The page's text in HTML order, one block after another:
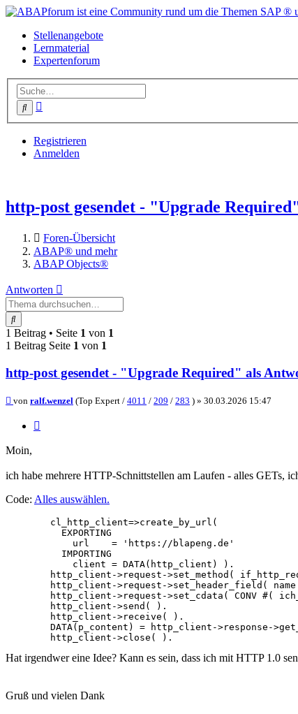
Stellenangebote
Lernmaterial
Expertenforum
Suche
Registrieren
Anmelden
http-post gesendet - "Upgrade
Foren-Übersicht
ABAP® und mehr
ABAP Objects®
Antworten
Suche
1 Beitrag • Seite 1 von 1
1 Beitrag Seite 1 von 1
http-post gesendet - "Upgrade Required" als
Beitrag
von ralf.wenzel (Top Expert / 4011 / 209 / 283 ) » 30.03.2026 15:47
Moin,
ich habe mehrere HTTP-Schnittstellen am Laufen - alles GETs,
Code: Alles auswählen.
        cl_http_client=>create_by_url(
          EXPORTING
            url    = 'https://blapeng.de'
          IMPORTING
            client = DATA(http_client) ).
http_client->request->set_method(
http_client->request->set_header_field(
http_client->request->set_cdata( CONV #(
        http_client->send( ).
        http_client->receive( ).
DATA(p_content) = http_client->response-
Hat irgendwer eine Idee? Kann es sein, dass ich mit HTTP 1.0
Gruß und vielen Dank